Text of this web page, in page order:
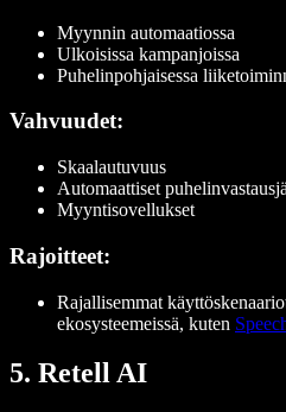
Myynnin automaatiossa
Ulkoisissa kampanjoissa
Puhelinpohjaisessa
Vahvuudet:
Skaalautuvuus
Automaattiset
Myyntisovellukset
Rajoitteet:
Rajallisemmat
ekosysteemeissä, kuten
5. Retell AI